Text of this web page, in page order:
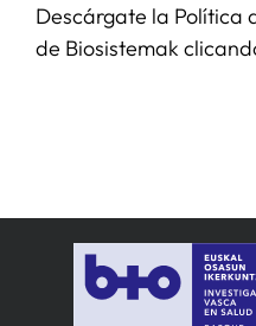
Descárgate la Política
de Biosistemak